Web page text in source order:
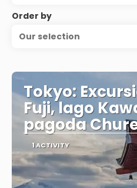
Order by
Our selection
Tokyo:
Fuji, lago
pagoda
1 ACTIVITY